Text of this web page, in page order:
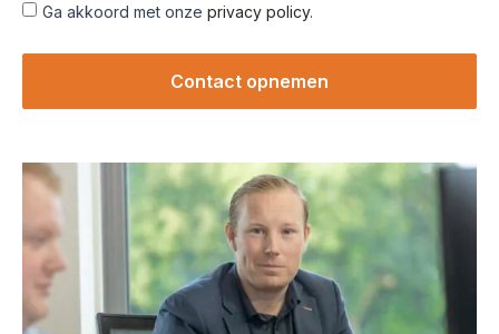
Ga akkoord met onze privacy policy.
Contact opnemen